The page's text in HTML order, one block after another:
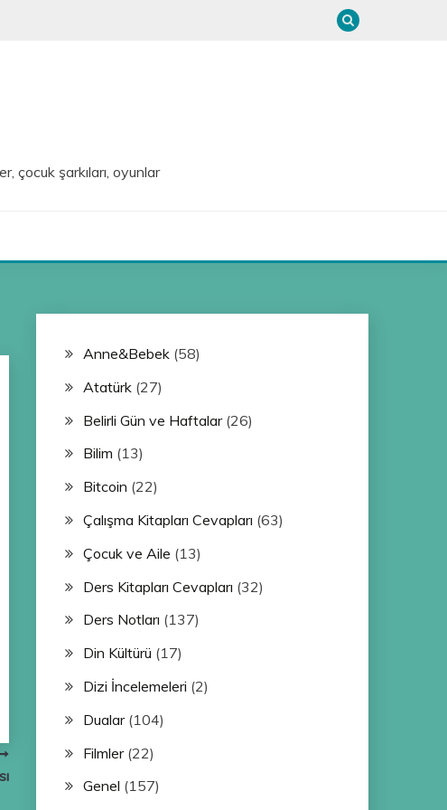
çocuk şarkıları, oyunlar
Anne&Bebek(58)
Atatürk(27)
Belirli Gün ve Haftalar(26)
Bilim (13)
Bitcoin (22)
Çalışma Kitapları Cevapları (63)
Çocuk ve Aile (13)
Ders Kitapları Cevapları (32)
Ders Notları (137)
Din Kültürü (17)
Dizi İncelemeleri (2)
Dualar(104)
Filmler(22)
Genel (157)